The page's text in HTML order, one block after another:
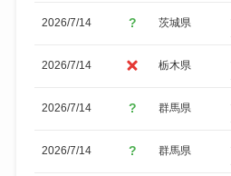
2026/7/14 茨城県
2026/7/14 栃木県
2026/7/14 群馬県
2026/7/14 群馬県